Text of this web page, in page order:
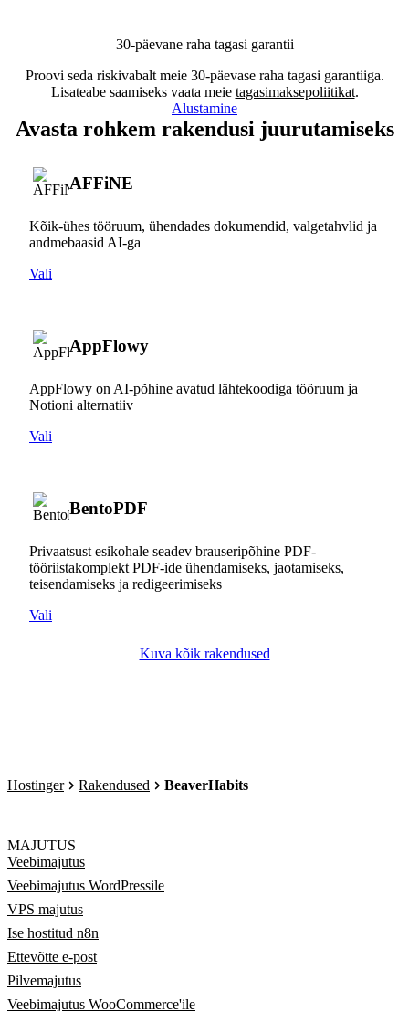
30-päevane raha tagasi garantii
Proovi seda riskivabalt meie 30-päevase raha tagasi garantiiga.
Lisateabe saamiseks vaata meie tagasimaksepoliitikat.
Alustamine
Avasta rohkem rakendusi juurutamiseks
AFFiNE
Kõik-ühes tööruum, ühendades dokumendid, valgetahvlid ja
andmebaasid AI-ga
Vali
AppFlowy
AppFlowy on AI-põhine avatud lähtekoodiga tööruum ja
Notioni alternatiiv
Vali
BentoPDF
Privaatsust esikohale seadev brauseripõhine PDF-
tööriistakomplekt PDF-ide ühendamiseks, jaotamiseks,
teisendamiseks ja redigeerimiseks
Vali
Kuva kõik rakendused
Hostinger Rakendused BeaverHabits
MAJUTUS
Veebimajutus
Veebimajutus WordPressile
VPS majutus
Ise hostitud n8n
Ettevõtte e-post
Pilvemajutus
Veebimajutus WooCommerce'ile